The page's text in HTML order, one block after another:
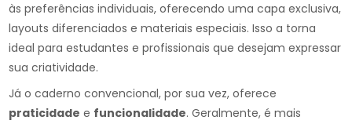
às preferências individuais, oferecendo uma capa exclusiva,
layouts diferenciados e materiais especiais. Isso a torna
ideal para estudantes e profissionais que desejam expressar
sua criatividade.
Já o caderno convencional, por sua vez, oferece
praticidade e funcionalidade. Geralmente, é mais